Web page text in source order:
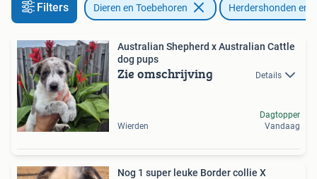
Filters Dieren en Toebehoren Herdershonden en
Australian Shepherd x Australian Cattle
dog pups
Zie omschrijving Details
Wierden
Dagtopper
Vandaag
Nog 1 super leuke Border collie X